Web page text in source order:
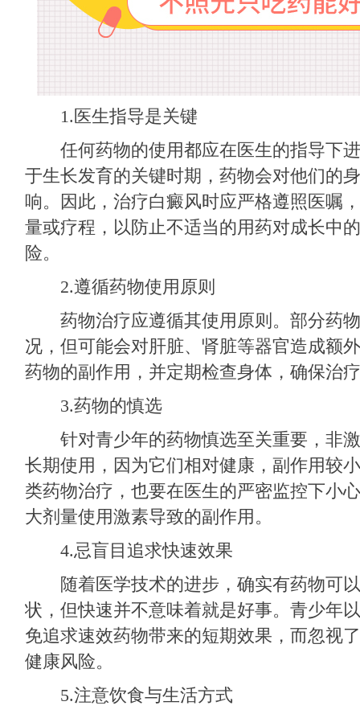
1.医生指导是关键
任何药物的使用都应在医生的指导下进
于生长发育的关键时期，药物会对他们的
响。因此，治疗白癜风时应严格遵照医嘱
量或疗程，以防止不适当的用药对成长中
险。
2.遵循药物使用原则
药物治疗应遵循其使用原则。部分药物
况，但可能会对肝脏、肾脏等器官造成额
药物的副作用，并定期检查身体，确保治
3.药物的慎选
针对青少年的药物慎选至关重要，非激
长期使用，因为它们相对健康，副作用较
类药物治疗，也要在医生的严密监控下小
大剂量使用激素导致的副作用。
4.忌盲目追求快速效果
随着医学技术的进步，确实有药物可以
状，但快速并不意味着就是好事。青少年
免追求速效药物带来的短期效果，而忽视
健康风险。
5.注意饮食与生活方式